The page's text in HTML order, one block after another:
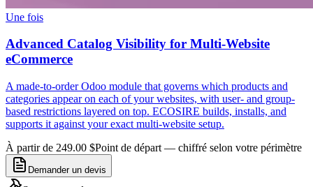
Une fois
Advanced Catalog Visibility for Multi-Website
eCommerce
A made-to-order Odoo module that governs which products and
categories appear on each of your websites, with user- and group-
based restrictions layered on top. ECOSIRE builds, installs, and
supports it against your exact multi-website setup.
À partir de 249.00 $Point de départ — chiffré selon votre périmètre
Demander un devis